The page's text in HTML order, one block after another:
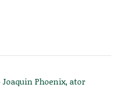
Phoenix, ator